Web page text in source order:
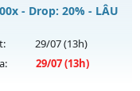
- Drop: 20% - LÂU
29/07(13h)
29/07(13h)